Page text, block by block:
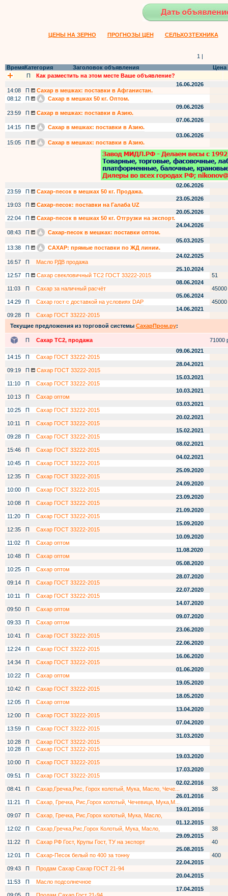
ЦЕНЫ НА ЗЕРНО ПРОГНОЗЫ ЦЕН СЕЛЬХОЗТЕХНИКА
1 |
ВремяКатегория Заголовок объявления
Цена
П
Как разместить на этом месте Ваше объявление?
16.06.2026
14:08
П
Сахар в мешках: поставки в Афганистан.
08:12
П
Сахар в мешках 50 кг. Оптом.
09.06.2026
23:59
П
Сахар в мешках: поставки в Азию.
07.06.2026
14:15
П
Сахар в мешках: поставки в Азию.
03.06.2026
15:05
П Сахар в мешках: поставки в Азию.
02.06.2026
23:59
П
Сахар-песок в мешках 50 кг. Продажа.
23.05.2026
19:03
П
Сахар-песок: поставки на Галаба UZ
20.05.2026
22:04
П
Сахар-песок в мешках 50 кг. Отгрузки на экспорт.
24.04.2026
08:43
П
Сахар-песок в мешках: поставки оптом.
05.03.2025
13:38
П
САХАР: прямые поставки по ЖД линии.
24.02.2025
16:57
П
Масло РДВ продажа
25.10.2024
12:57
П Сахар свекловичный ТС2 ГОСТ 33222-2015
51
08.06.2024
11:03
П Сахар за наличный расчёт
45000
05.06.2024
14:29
П Сахар гост с доставкой на условиях DAP
45000
14.06.2021
09:28
П
Сахар ГОСТ 33222-2015
Текущие предложения из торговой системы СахарПром.ру:
П Сахар ТС2, продажа
71000
09.06.2021
14:15
П
Сахар ГОСТ 33222-2015
28.04.2021
09:19
П
Сахар ГОСТ 33222-2015
15.03.2021
11:10
П
Сахар ГОСТ 33222-2015
10.03.2021
10:13
П
Сахар оптом
03.03.2021
10:25
П
Сахар ГОСТ 33222-2015
20.02.2021
10:11
П
Сахар ГОСТ 33222-2015
15.02.2021
09:28
П
Сахар ГОСТ 33222-2015
08.02.2021
15:46
П
Сахар ГОСТ 33222-2015
04.02.2021
10:45
П
Сахар ГОСТ 33222-2015
25.09.2020
12:35
П
Сахар ГОСТ 33222-2015
24.09.2020
10:00
П
Сахар ГОСТ 33222-2015
23.09.2020
10:08
П
Сахар ГОСТ 33222-2015
21.09.2020
11:20
П
Сахар ГОСТ 33222-2015
15.09.2020
12:35
П
Сахар ГОСТ 33222-2015
10.09.2020
11:02
П
Сахар оптом
11.08.2020
10:48
П
Сахар оптом
05.08.2020
10:25
П
Сахар оптом
28.07.2020
09:14
П
Сахар ГОСТ 33222-2015
22.07.2020
10:11
П
Сахар ГОСТ 33222-2015
14.07.2020
09:50
П
Сахар оптом
09.07.2020
09:33
П
Сахар оптом
23.06.2020
10:41
П
Сахар ГОСТ 33222-2015
22.06.2020
12:24
П
Сахар ГОСТ 33222-2015
16.06.2020
14:34
П
Сахар ГОСТ 33222-2015
01.06.2020
10:22
П
Сахар оптом
19.05.2020
10:42
П
Сахар ГОСТ 33222-2015
18.05.2020
12:05
П
Сахар оптом
13.04.2020
12:00
П
Сахар ГОСТ 33222-2015
07.04.2020
13:59
П
Сахар ГОСТ 33222-2015
31.03.2020
10:28
П
Сахар ГОСТ 33222-2015
10:28
П
Сахар ГОСТ 33222-2015
19.03.2020
10:00
П
Сахар ГОСТ 33222-2015
17.03.2020
09:51
П
Сахар ГОСТ 33222-2015
02.02.2016
08:41
П Сахар,Гречка,Рис, Горох колотый, Мука, Масло, Чече...
38
26.01.2016
11:21
П
Сахар, Гречка, Рис,Горох колотый, Чечевица, Мука,М...
19.01.2016
09:07
П
Сахар, Гречка, Рис,Горох колотый, Мука, Масло,
01.12.2015
12:02
П Сахар,Гречка,Рис,Горох Колотый, Мука, Масло,
38
29.09.2015
11:22
П Сахар РФ Гост, Крупы Гост, ТУ на экспорт
40
25.08.2015
12:01
П Сахар-Песок белый по 400 за тонну
400
22.04.2015
09:43
П
Продам Сахар Сахар ГОСТ 21-94
20.04.2015
11:53
П
Масло подсолнечное
17.04.2015